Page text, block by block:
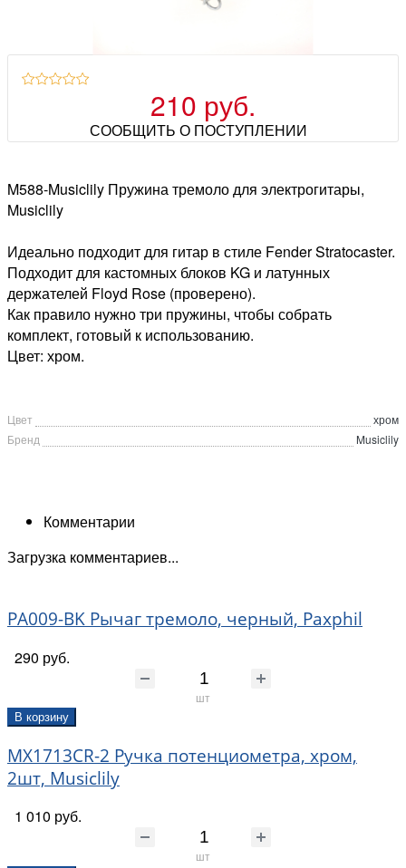
210 руб.
СООБЩИТЬ О ПОСТУПЛЕНИИ
M588-Musiclily Пружина тремоло для электрогитары,
Musiclily
Идеально подходит для гитар в стиле Fender Stratocaster.
Подходит для кастомных блоков KG и латунных
держателей Floyd Rose (проверено).
Как правило нужно три пружины, чтобы собрать
комплект, готовый к использованию.
Цвет: хром.
Цвет
хром
Бренд
Musiclily
Комментарии
Загрузка комментариев...
PA009-BK Рычаг тремоло, черный, Paxphil
290 руб.
шт
В корзину
MX1713CR-2 Ручка потенциометра, хром,
2шт, Musiclily
1 010 руб.
шт